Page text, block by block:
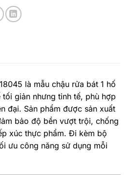
là mẫu chậu rửa bát 1 hố
giản nhưng tinh tế, phù hợp
đại. Sản phẩm được sản xuất
bảo độ bền vượt trội, chống
xúc thực phẩm. Đi kèm bộ
ưu công năng sử dụng mỗi